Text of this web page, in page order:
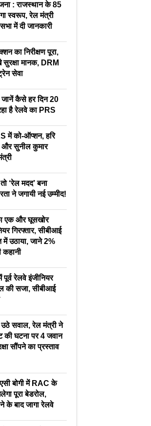
: राजस्थान के 85
स्वरूप, रेल मंत्री
में दी जानकारी
का निरीक्षण पूरा,
मानक, DRM
सेवा
कैसे हर दिन 20
है रेलवे का PRS
में को-ऑप्शन, हरि
और सुनील कुमार
‘रेल मदद’ बना
ने जगायी नई उम्मीद!
एक और घूसखोर
गिरफ्तार, सीबीआई
में उठाया, जाने 2%
कहानी
पूर्व रेलवे इंजीनियर
की सजा, सीबीआई
उठे सवाल, रेल मंत्री ने
की घटना पर 4 जवान
सौंपने का प्रस्ताव
एसी बोगी में RAC के
पूरा बेडरोल,
के बाद जागा रेलवे